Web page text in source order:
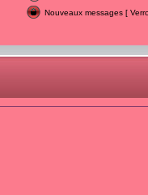
Nouveaux messages [